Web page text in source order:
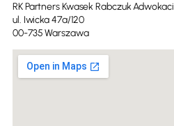
RK Partners Kwasek Rabczuk Adwokaci
ul. Iwicka 47a/120
00-735 Warszawa